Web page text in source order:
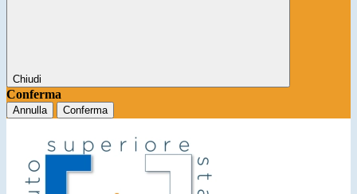
Chiudi
Conferma
Annulla Conferma